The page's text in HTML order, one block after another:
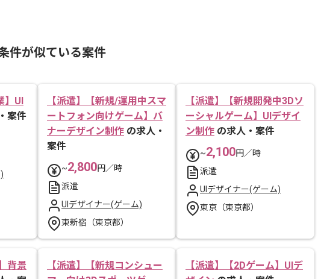
件が似ている案件
】UI
案件
【派遣】【新規/運用中スマ
ートフォン向けゲーム】バ
ナーデザイン制作 の求人・
案件
~2,800円／時
派遣
UIデザイナー(ゲーム)
東新宿（東京都）
【派遣】【新規開発中3Dソ
ーシャルゲーム】UIデザイ
ン制作 の求人・案件
~2,100円／時
派遣
UIデザイナー(ゲーム)
東京（東京都）
背景
【派遣】【新規コンシュー
【派遣】【2Dゲーム】UIデ